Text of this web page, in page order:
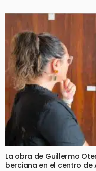
La obra de Guillermo
berciana en el centro de